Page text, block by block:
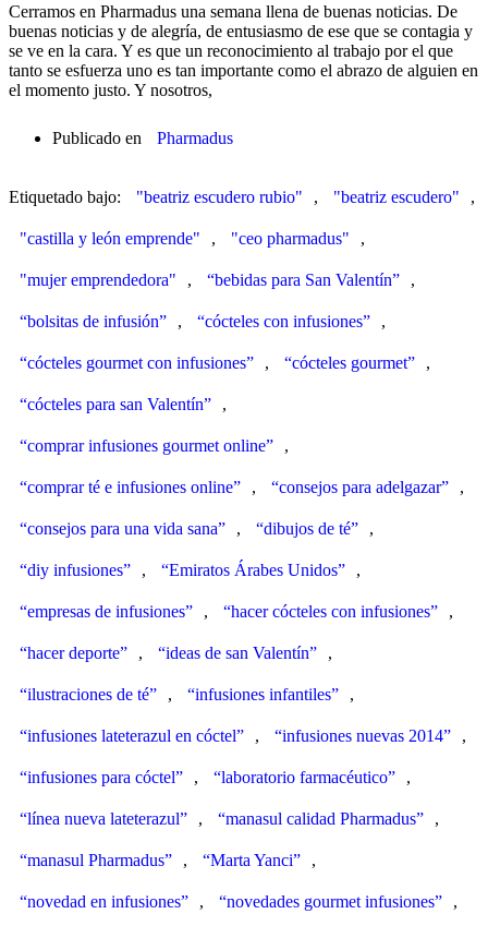
Cerramos en Pharmadus una semana llena de buenas noticias. De
buenas noticias y de alegría, de entusiasmo de ese que se contagia y
se ve en la cara. Y es que un reconocimiento al trabajo por el que
tanto se esfuerza uno es tan importante como el abrazo de alguien en
el momento justo. Y nosotros,
Publicado en Pharmadus
Etiquetado bajo: "beatriz escudero rubio" , "beatriz escudero" ,
"castilla y león emprende" , "ceo pharmadus" ,
"mujer emprendedora" , “bebidas para San Valentín” ,
“bolsitas de infusión” , “cócteles con infusiones” ,
“cócteles gourmet con infusiones” , “cócteles gourmet” ,
“cócteles para san Valentín” ,
“comprar infusiones gourmet online” ,
“comprar té e infusiones online” , “consejos para adelgazar” ,
“consejos para una vida sana” , “dibujos de té” ,
“diy infusiones” , “Emiratos Árabes Unidos” ,
“empresas de infusiones” , “hacer cócteles con infusiones” ,
“hacer deporte” , “ideas de san Valentín” ,
“ilustraciones de té” , “infusiones infantiles” ,
“infusiones lateterazul en cóctel” , “infusiones nuevas 2014” ,
“infusiones para cóctel” , “laboratorio farmacéutico” ,
“línea nueva lateterazul” , “manasul calidad Pharmadus” ,
“manasul Pharmadus” , “Marta Yanci” ,
“novedad en infusiones” , “novedades gourmet infusiones” ,